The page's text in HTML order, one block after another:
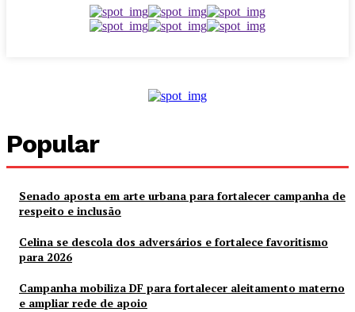
Popular
Senado aposta em arte urbana para fortalecer campanha de
respeito e inclusão
Celina se descola dos adversários e fortalece favoritismo
para 2026
Campanha mobiliza DF para fortalecer aleitamento materno
e ampliar rede de apoio